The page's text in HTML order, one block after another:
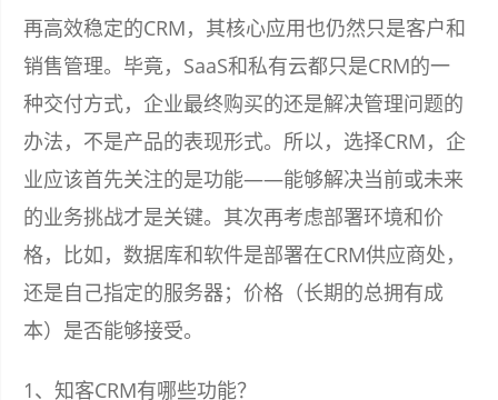
再高效稳定的CRM，其核心应用也仍然只是客户和
销售管理。毕竟，SaaS和私有云都只是CRM的一
种交付方式，企业最终购买的还是解决管理问题的
办法，不是产品的表现形式。所以，选择CRM，企
业应该首先关注的是功能——能够解决当前或未来
的业务挑战才是关键。其次再考虑部署环境和价
格，比如，数据库和软件是部署在CRM供应商处，
还是自己指定的服务器；价格（长期的总拥有成
本）是否能够接受。
1、知客CRM有哪些功能？